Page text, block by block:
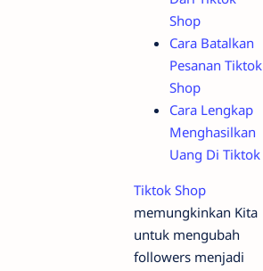
Shop
Cara Batalkan
Pesanan Tiktok
Shop
Cara Lengkap
Menghasilkan
Uang Di Tiktok
Tiktok Shop
memungkinkan Kita
untuk mengubah
followers menjadi